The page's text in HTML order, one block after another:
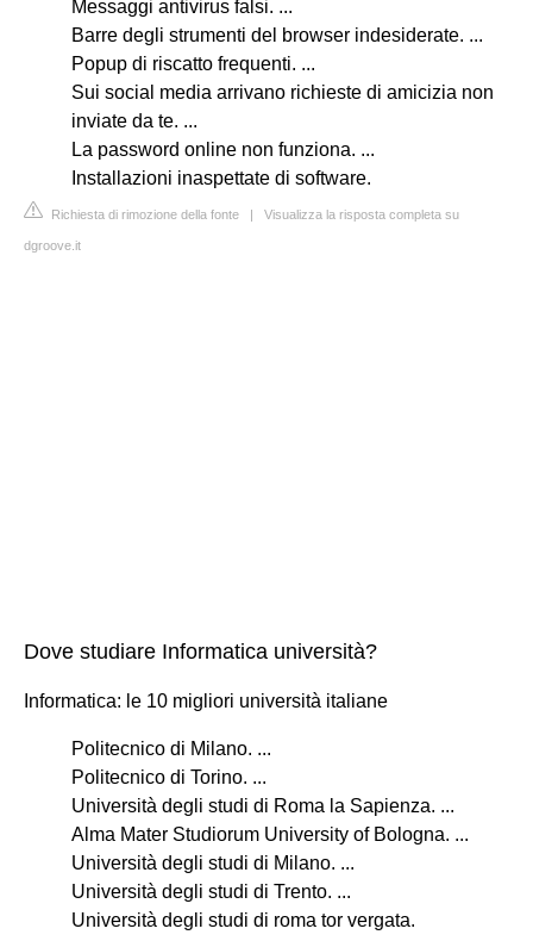
Messaggi antivirus falsi. ...
Barre degli strumenti del browser indesiderate. ...
Popup di riscatto frequenti. ...
Sui social media arrivano richieste di amicizia non
inviate da te. ...
La password online non funziona. ...
Installazioni inaspettate di software.
Richiesta di rimozione della fonte | Visualizza la risposta completa su
dgroove.it
Dove studiare Informatica università?
Informatica: le 10 migliori università italiane
Politecnico di Milano. ...
Politecnico di Torino. ...
Università degli studi di Roma la Sapienza. ...
Alma Mater Studiorum University of Bologna. ...
Università degli studi di Milano. ...
Università degli studi di Trento. ...
Università degli studi di roma tor vergata.